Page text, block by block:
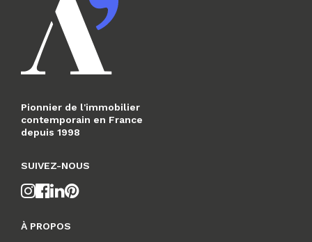
Pionnier de l'immobilier
contemporain en France
depuis 1998
SUIVEZ-NOUS
À PROPOS